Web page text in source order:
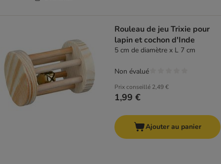
Rouleau de jeu Trixie pour
lapin et cochon d'Inde
5 cm de diamètre x L 7 cm
Prix conseillé 2,49 €
1,99 €
Non évalué
Ajouter au panier